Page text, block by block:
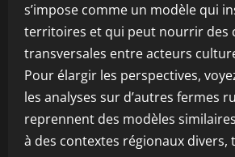
s’impose comme un modèle qui
territoires et qui peut nourrir des
transversales entre acteurs
Pour élargir les perspectives,
les analyses sur d’autres fermes
reprennent des modèles
à des contextes régionaux divers,